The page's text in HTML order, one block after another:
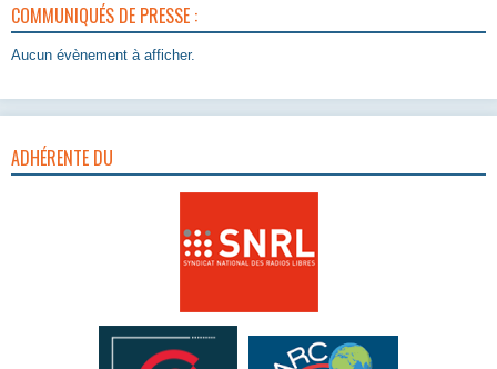
COMMUNIQUÉS DE PRESSE :
Aucun évènement à afficher.
ADHÉRENTE DU